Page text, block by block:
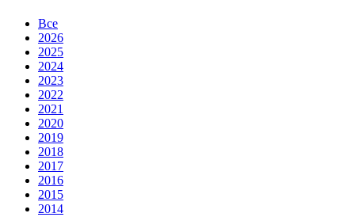
Все
2026
2025
2024
2023
2022
2021
2020
2019
2018
2017
2016
2015
2014